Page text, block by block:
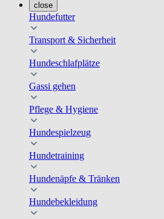
close
Hundefutter
Transport & Sicherheit
Hundeschlafplätze
Gassi gehen
Pflege & Hygiene
Hundespielzeug
Hundetraining
Hundenäpfe & Tränken
Hundebekleidung